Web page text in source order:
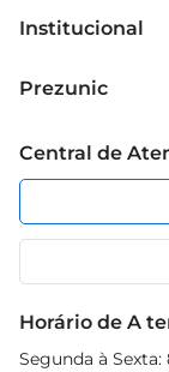
conservada
importante
para serem
Tipo: Rúcula Hidropônica
de
Institucional
Grupo Cencosud
Política de
Portal do
Cencosud
Prezunic
Código de Ética
App Prezunic
Central de
Horário de A
Segunda à Sexta: